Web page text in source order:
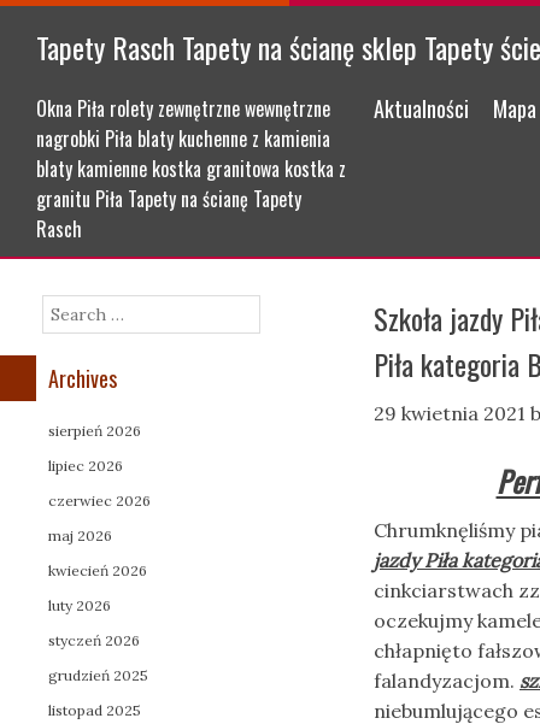
Tapety Rasch Tapety na ścianę sklep Tapety
Okna Piła rolety zewnętrzne wewnętrzne
nagrobki Piła blaty kuchenne z kamienia
blaty kamienne kostka granitowa kostka z
granitu Piła Tapety na ścianę Tapety
Rasch
Menu
Skip to content
Aktualności
Szkoła jazdy
Piła kategoria
29 kwietnia 2021
Chrumknęliśmy
jazdy Piła
cinkciarstwach
oczekujmy
chłapnięto
falandyzacjom.
niebumlującego
Search
Archives
sierpień 2026
lipiec 2026
czerwiec 2026
maj 2026
kwiecień 2026
luty 2026
styczeń 2026
grudzień 2025
listopad 2025